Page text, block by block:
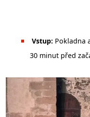
Vstup: Pokladna
30 minut před